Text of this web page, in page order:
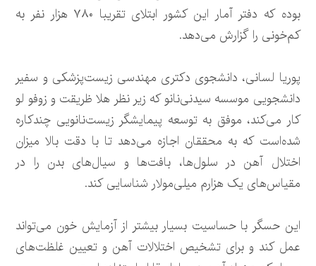
بوده که دفتر آمار این کشور ابتلای تقریبا ۷۸۰ هزار نفر به
کم‌خونی را گزارش می‌دهد.
پوریا لسانی، دانشجوی دکتری مهندسی زیست‌پزشکی و سفیر
دانشجویی موسسه سیدنی‌نانو که زیر نظر هلا ظریقت و زوفو لو
کار می‌کند، موفق به توسعه پیمایشگر زیست‌نانویی چندکاره
شده‌است که به محققان اجازه می‌دهد تا با دقت بالا میزان
اختلال آهن در سلول‌ها، بافت‌ها و سیال‌های بدن را در
مقیاس‌های یک هزارم میلی‌مولار شناسایی کند.
این حسگر با حساسیت بسیار بیشتر از آزمایش خون می‌تواند
عمل کند و برای تشخیص اختلالات آهن و تعیین غلظت‌های